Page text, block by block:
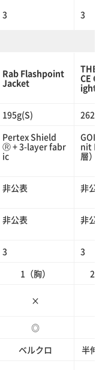
3 3
Rab Flashpoint
Jacket
THE
CE
ight
195g(S) 262g(L)
Pertex Shield
Ⓡ + 3-layer fabr
ic
GORE-
nit
層）
非公表 非公表
非公表 非公表
3
3
1（胸）
2（
×
◎
ベルクロ
半伸縮